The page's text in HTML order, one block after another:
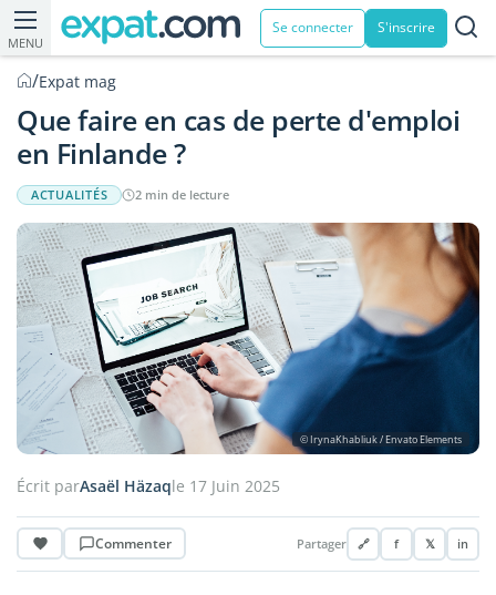
MENU
Se connecter S'inscrire
/Expat mag
Que faire en cas de perte d'emploi
en Finlande ?
ACTUALITÉS 2 min de lecture
© IrynaKhabliuk / Envato Elements
Écrit parAsaël Häzaqle 17 Juin 2025
Commenter Partager 🔗 f 𝕏 in